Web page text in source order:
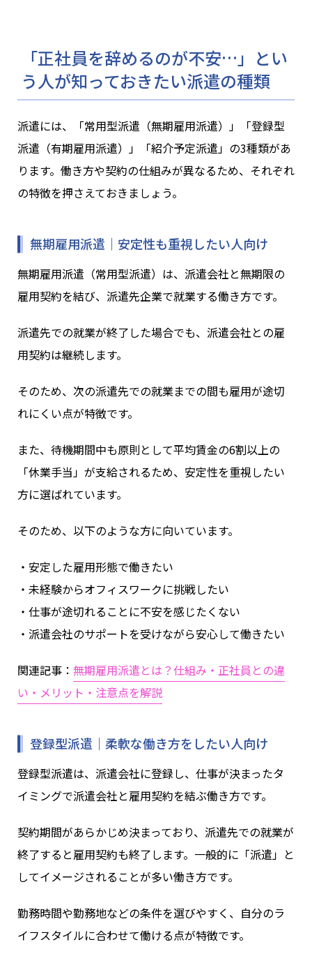
「正社員を辞めるのが不安…」とい
う人が知っておきたい派遣の種類
派遣には、「常用型派遣（無期雇用派遣）」「登録型
派遣（有期雇用派遣）」「紹介予定派遣」の3種類があ
ります。働き方や契約の仕組みが異なるため、それぞれ
の特徴を押さえておきましょう。
無期雇用派遣｜安定性も重視したい人向け
無期雇用派遣（常用型派遣）は、派遣会社と無期限の
雇用契約を結び、派遣先企業で就業する働き方です。
派遣先での就業が終了した場合でも、派遣会社との雇
用契約は継続します。
そのため、次の派遣先での就業までの間も雇用が途切
れにくい点が特徴です。
また、待機期間中も原則として平均賃金の6割以上の
「休業手当」が支給されるため、安定性を重視したい
方に選ばれています。
そのため、以下のような方に向いています。
・安定した雇用形態で働きたい
・未経験からオフィスワークに挑戦したい
・仕事が途切れることに不安を感じたくない
・派遣会社のサポートを受けながら安心して働きたい
関連記事： 無期雇用派遣とは？仕組み・正社員との違
い・メリット・注意点を解説
登録型派遣｜柔軟な働き方をしたい人向け
登録型派遣は、派遣会社に登録し、仕事が決まったタ
イミングで派遣会社と雇用契約を結ぶ働き方です。
契約期間があらかじめ決まっており、派遣先での就業が
終了すると雇用契約も終了します。一般的に「派遣」と
してイメージされることが多い働き方です。
勤務時間や勤務地などの条件を選びやすく、自分のラ
イフスタイルに合わせて働ける点が特徴です。